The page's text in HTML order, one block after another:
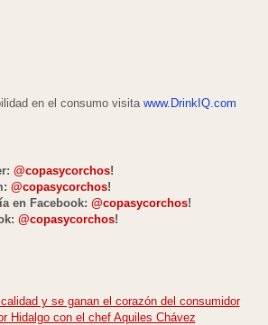
en el consumo visita www.DrinkIQ.com
@copasycorchos!
@copasycorchos!
en Facebook: @copasycorchos!
@copasycorchos!
y se ganan el corazón del consumidor
Hidalgo con el chef Aquiles Chávez